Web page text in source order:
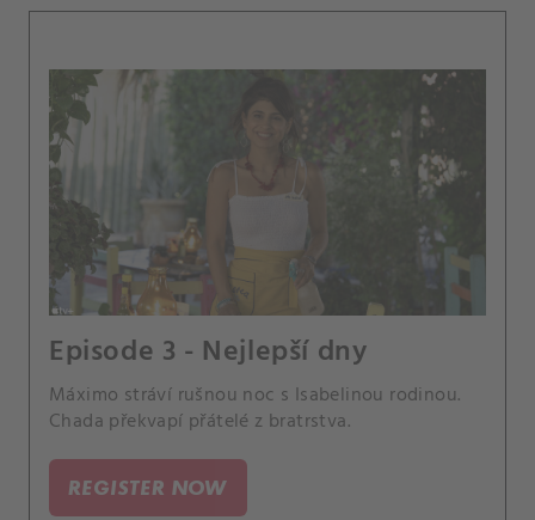
Episode 3 - Nejlepší dny
Máximo stráví rušnou noc s Isabelinou rodinou.
Chada překvapí přátelé z bratrstva.
REGISTER NOW